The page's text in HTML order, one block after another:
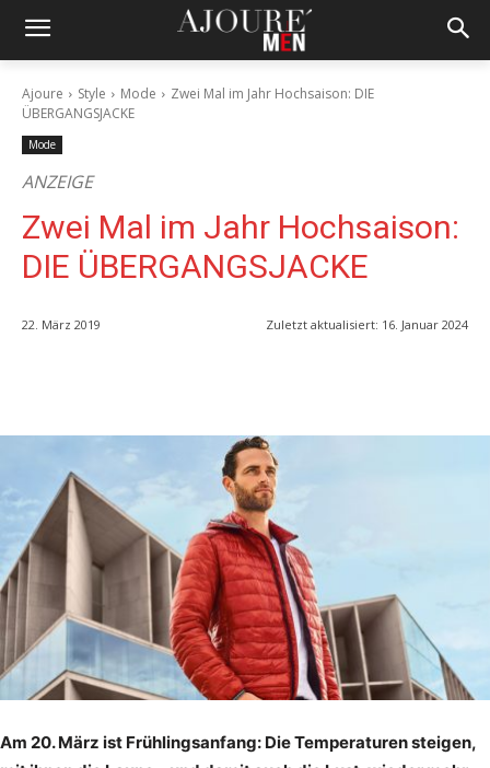
Ajoure Style Mode
Zwei Mal im Jahr Hochsaison: DIE
ÜBERGANGSJACKE
Mode
ANZEIGE
Zwei Mal im Jahr Hochsaison:
DIE ÜBERGANGSJACKE
22. März 2019 Zuletzt aktualisiert: 16. Januar 2024
Am 20. März ist Frühlingsanfang: Die Temperaturen steigen,